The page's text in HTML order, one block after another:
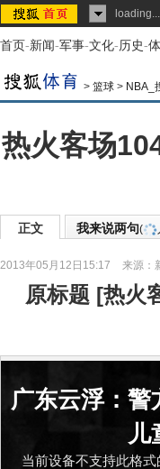
loading...
首页-新闻-军事-文化-历史-
> 篮球 > NBA_
热火客场
正文 我来说两句(
2013年05月12日15:17 来源：
原标题 [热火
广东云浮：警
儿
当前设备不支持此格